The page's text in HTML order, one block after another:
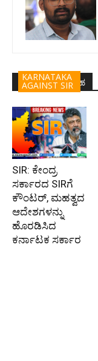
ಇದೇ ಲೇಖಕರ ಬರಹ
KARNATAKA
AGAINST SIR
SIR: ಕೇಂದ್ರ
ಸರ್ಕಾರದ SIRಗೆ
ಕೌಂಟರ್‌, ಮಹತ್ವದ
ಆದೇಶಗಳನ್ನು
ಹೊರಡಿಸಿದ
ಕರ್ನಾಟಕ ಸರ್ಕಾರ